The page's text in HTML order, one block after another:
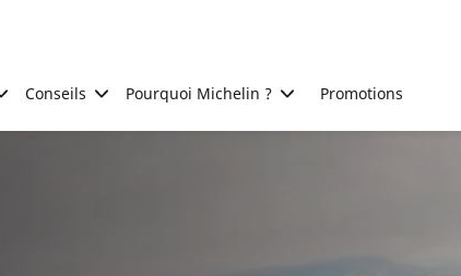
Conseils Pourquoi Michelin ? Promotions